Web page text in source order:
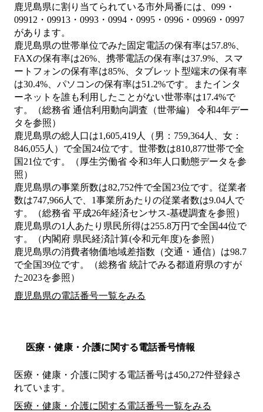
鹿児島県に割り当てられている市外局番には、099・
09912・09913・0993・0994・0995・0996・09969・0997
があります。
鹿児島県の世帯単位でみた固定電話の保有率は57.8%、
FAXの保有率は26%、携帯電話の保有率は37.9%、スマ
ートフォンの保有率は85%、タブレット型端末の保有率
は30.4%、パソコンの保有率は51.2%です。またインタ
ーネットを誰も利用したことがない世帯率は17.4%で
す。（総務省 通信利用動向調査（世帯編） 令和4年デー
タを参照）
鹿児島県の総人口は1,605,419人（男：759,364人、女：
846,055人）で全国24位です。世帯数は810,877世帯で全
国21位です。（厚生労働省 令和3年人口動態データを参
照）
鹿児島県の事業所数は82,752件で全国23位です。従業者
数は747,966人で、1事業所あたりの従業者数は9.04人で
す。（総務省 平成26年経済センサス‐基礎調査を参照）
鹿児島県の1人あたり県民所得は255.8万円で全国44位で
す。（内閣府 県民経済計算(令和元年度)を参照）
鹿児島県の消費者物価地域差指数（交通・通信）は98.7
で全国39位です。（総務省 統計でみる都道府県のすが
た2023を参照）
鹿児島県の電話番号一覧をみる
医療・健康・介護に関する電話番号情報
医療・健康・介護に関する電話番号は450,272件登録さ
れています。
医療・健康・介護に関する電話番号一覧をみる